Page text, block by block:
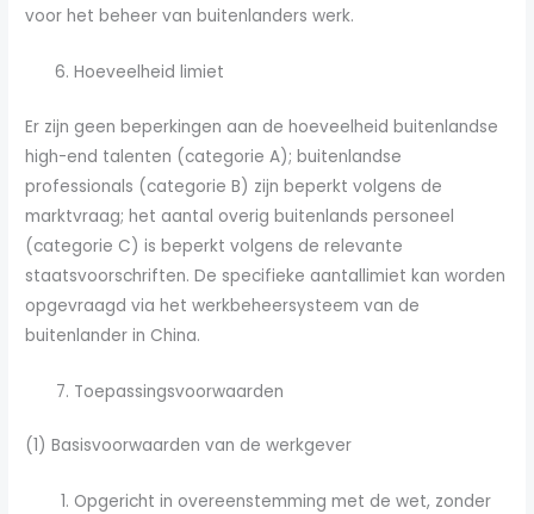
voor het beheer van buitenlanders werk.
Hoeveelheid limiet
Er zijn geen beperkingen aan de hoeveelheid buitenlandse
high-end talenten (categorie A); buitenlandse
professionals (categorie B) zijn beperkt volgens de
marktvraag; het aantal overig buitenlands personeel
(categorie C) is beperkt volgens de relevante
staatsvoorschriften. De specifieke aantallimiet kan worden
opgevraagd via het werkbeheersysteem van de
buitenlander in China.
Toepassingsvoorwaarden
(1) Basisvoorwaarden van de werkgever
Opgericht in overeenstemming met de wet, zonder